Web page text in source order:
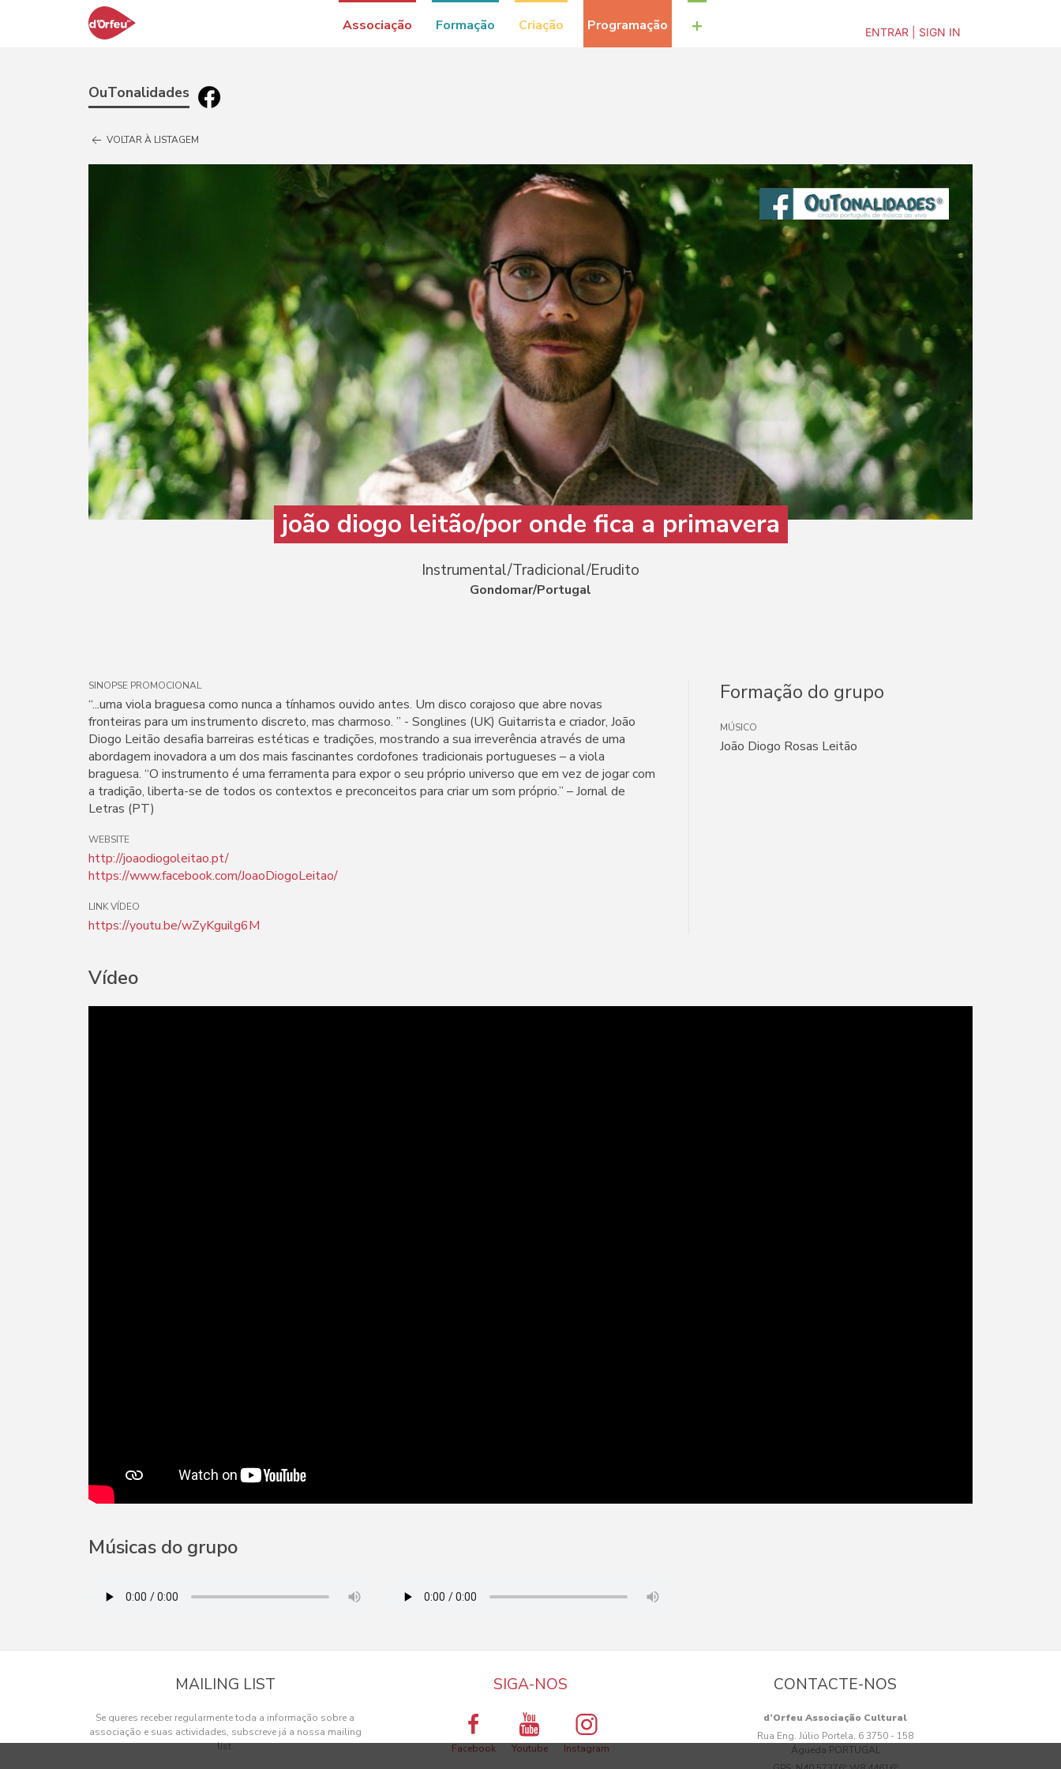
Associação Formação Criação Programação + ENTRAR | SIGN IN
OuTonalidades
VOLTAR À LISTAGEM
joão diogo leitão/por onde fica a primavera
Instrumental/Tradicional/Erudito
Gondomar/Portugal
SINOPSE PROMOCIONAL
“...uma viola braguesa como nunca a tínhamos ouvido antes. Um disco corajoso que abre novas
fronteiras para um instrumento discreto, mas charmoso. ” - Songlines (UK) Guitarrista e criador, João
Diogo Leitão desafia barreiras estéticas e tradições, mostrando a sua irreverência através de uma
abordagem inovadora a um dos mais fascinantes cordofones tradicionais portugueses – a viola
braguesa. “O instrumento é uma ferramenta para expor o seu próprio universo que em vez de jogar com
a tradição, liberta-se de todos os contextos e preconceitos para criar um som próprio.” – Jornal de
Letras (PT)
WEBSITE
http://joaodiogoleitao.pt/
https://www.facebook.com/JoaoDiogoLeitao/
LINK VÍDEO
https://youtu.be/wZyKguilg6M
Formação do grupo
MÚSICO
João Diogo Rosas Leitão
Vídeo
Músicas do grupo
MAILING LIST
Se queres receber regularmente toda a informação sobre a
associação e suas actividades, subscreve já a nossa mailing
list.
SIGA-NOS
Facebook Youtube Instagram
CONTACTE-NOS
d’Orfeu Associação Cultural
Rua Eng. Júlio Portela, 6 3750 - 158
Águeda PORTUGAL